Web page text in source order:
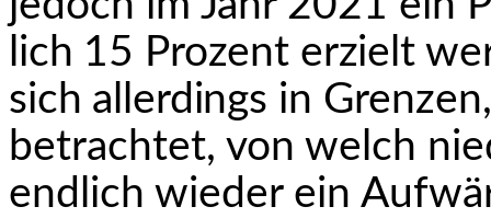
lich 15 Prozent erzielt
sich allerdings in
betrachtet, von welch
endlich wieder ein